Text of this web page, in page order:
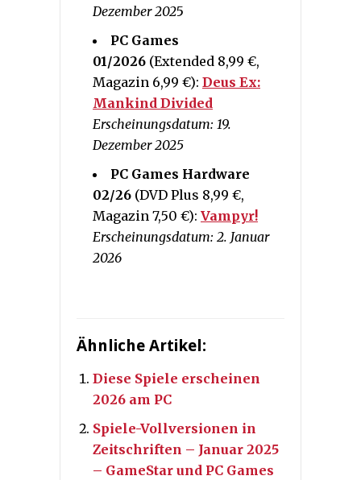
Dezember 2025
PC Games
01/2026 (Extended 8,99 €,
Magazin 6,99 €): Deus Ex:
Mankind Divided
Erscheinungsdatum: 19.
Dezember 2025
PC Games Hardware
02/26 (DVD Plus 8,99 €,
Magazin 7,50 €): Vampyr!
Erscheinungsdatum: 2. Januar
2026
Ähnliche Artikel:
Diese Spiele erscheinen
2026 am PC
Spiele-Vollversionen in
Zeitschriften – Januar 2025
– GameStar und PC Games